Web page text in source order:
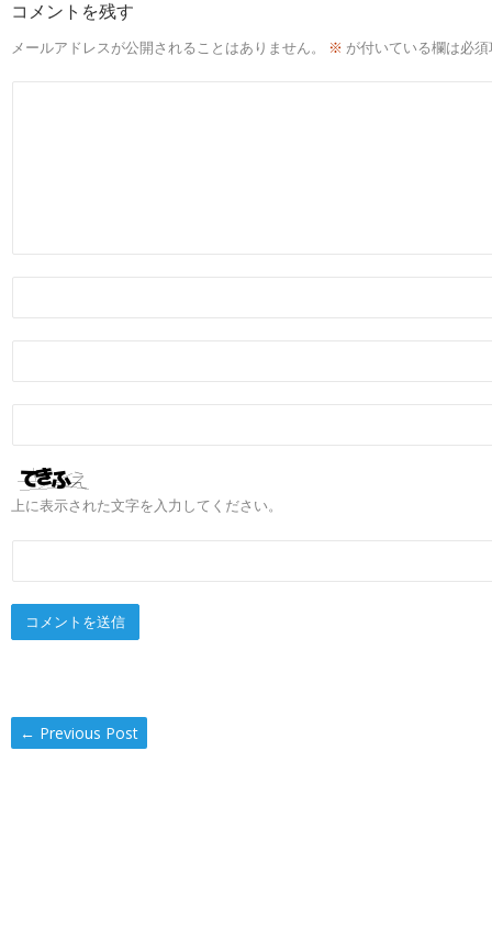
コメントを残す
メールアドレスが公開されることはありません。
※ が付いている欄は必
上に表示された文字を入力してください。
← Previous Post